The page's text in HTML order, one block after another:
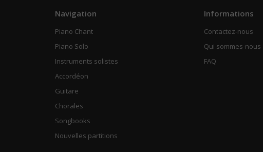
Navigation
Piano Chant
Piano Solo
Instruments solistes
Accordéon
Guitare
Chorales
Songbooks
Nouvelles partitions
Informations
Contactez-nous
Qui sommes-nous
FAQ